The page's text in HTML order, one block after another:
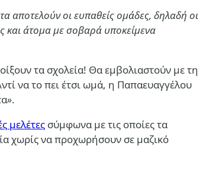
αποτελούν οι ευπαθείς ομάδες, δηλαδή οι
και άτομα με σοβαρά υποκείμενα
τα σχολεία! Θα εμβολιαστούν με τη
να το πει έτσι ωμά, η Παπαευαγγέλου
».
μελέτες σύμφωνα με τις οποίες τα
χωρίς να προχωρήσουν σε μαζικό